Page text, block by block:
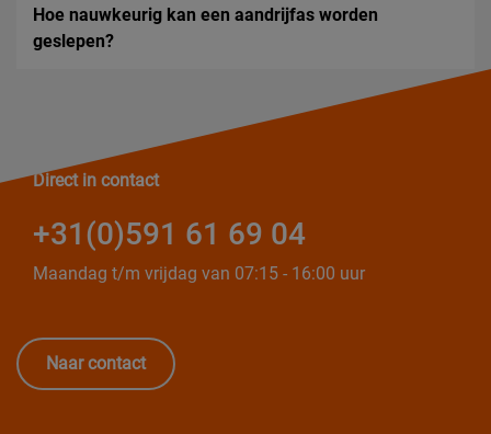
Hoe nauwkeurig kan een aandrijfas worden
geslepen?
Direct in contact
+31(0)591 61 69 04
Maandag t/m vrijdag van 07:15 - 16:00 uur
Naar contact